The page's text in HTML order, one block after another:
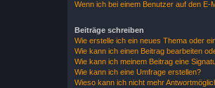
Wenn ich bei einem Benutzer auf den
Beiträge schreiben
Wie erstelle ich ein neues Thema oder
Wie kann ich einen Beitrag bearbeiten
Wie kann ich meinem Beitrag eine
Wie kann ich eine Umfrage erstellen?
Wieso kann ich nicht mehr